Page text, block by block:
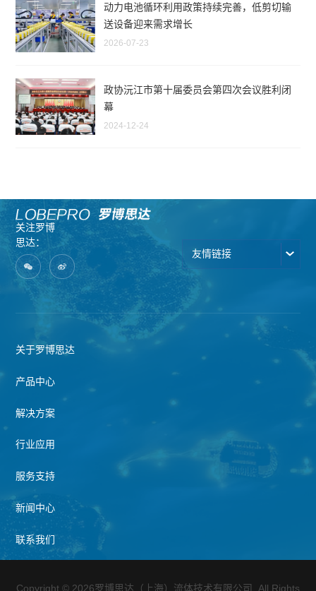
动力电池循环利用政策持续完善，低剪切输
送设备迎来需求增长
2026-07-23
政协沅江市第十届委员会第四次会议胜利闭
幕
2024-12-24
关注罗博
思达：
友情链接
关于罗博思达
产品中心
解决方案
行业应用
服务支持
新闻中心
联系我们
Copyright © 2026罗博思达（上海）流体技术有限公司. All Rights